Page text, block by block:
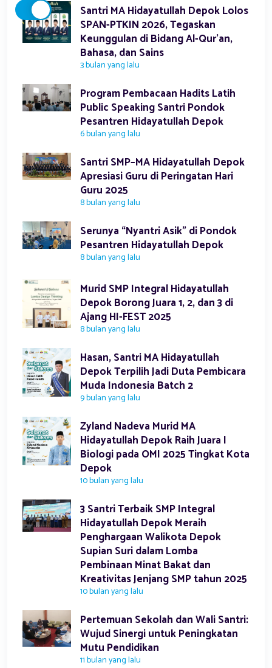
Santri MA Hidayatullah Depok Lolos
SPAN-PTKIN 2026, Tegaskan
Keunggulan di Bidang Al-Qur’an,
Bahasa, dan Sains
3 bulan yang lalu
Program Pembacaan Hadits Latih
Public Speaking Santri Pondok
Pesantren Hidayatullah Depok
6 bulan yang lalu
Santri SMP–MA Hidayatullah Depok
Apresiasi Guru di Peringatan Hari
Guru 2025
8 bulan yang lalu
Serunya “Nyantri Asik” di Pondok
Pesantren Hidayatullah Depok
8 bulan yang lalu
Murid SMP Integral Hidayatullah
Depok Borong Juara 1, 2, dan 3 di
Ajang HI-FEST 2025
8 bulan yang lalu
Hasan, Santri MA Hidayatullah
Depok Terpilih Jadi Duta Pembicara
Muda Indonesia Batch 2
9 bulan yang lalu
Zyland Nadeva Murid MA
Hidayatullah Depok Raih Juara I
Biologi pada OMI 2025 Tingkat Kota
Depok
10 bulan yang lalu
3 Santri Terbaik SMP Integral
Hidayatullah Depok Meraih
Penghargaan Walikota Depok
Supian Suri dalam Lomba
Pembinaan Minat Bakat dan
Kreativitas Jenjang SMP tahun 2025
10 bulan yang lalu
Pertemuan Sekolah dan Wali Santri:
Wujud Sinergi untuk Peningkatan
Mutu Pendidikan
11 bulan yang lalu